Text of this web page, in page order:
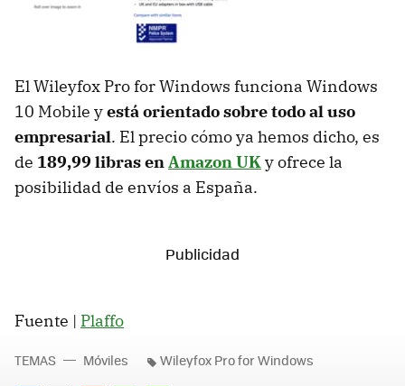
El Wileyfox Pro for Windows funciona Windows
10 Mobile yestá orientado sobre todo al uso
empresarial. El precio cómo ya hemos dicho, es
de 189,99 libras enAmazon UKy ofrece la
posibilidad de envíos a España.
Fuente | Plaffo
TEMAS Móviles Wileyfox Pro for Windows